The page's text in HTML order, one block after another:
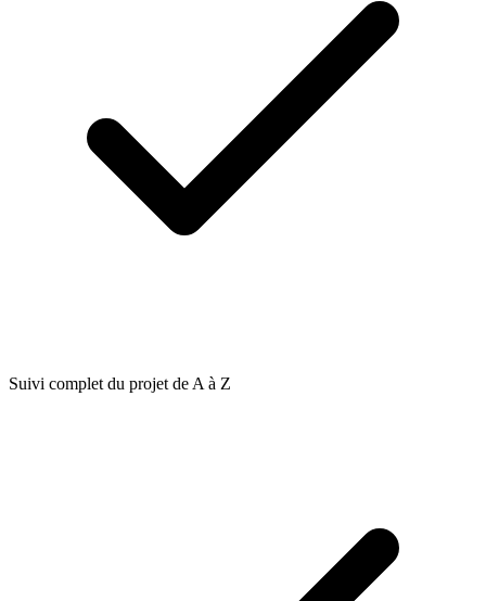
Suivi complet du projet de A à Z